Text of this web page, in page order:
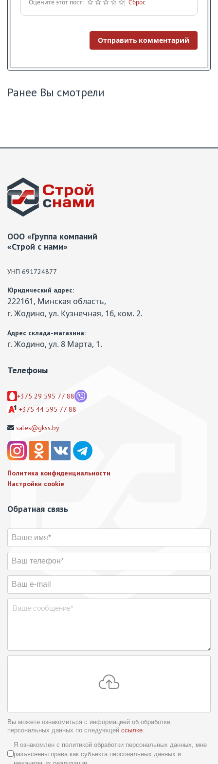
Оцените этот пост: Сброс
Отправить комментарий
Ранее Вы смотрели
ООО «Группа компаний
«Строй с нами»
УНП 691724877
Юридический адрес:
222161, Минская область,
г. Жодино, ул. Кузнечная, 16, ком. 2.
Адрес склада-магазина:
г. Жодино, ул. 8 Марта, 1.
Телефоны
+375 29 595 77 88
+375 44 595 77 88
sales@gkss.by
Политика конфиденциальности
Настройки cookie
Обратная связь
Вы можете ознакомиться с информацией об обработке
персональных данных по следующей ссылке.
Условия обслуживания *
Я ознакомлен с политикой обработки персональных данных, мне
разъяснены права как субъекта персональных данных и